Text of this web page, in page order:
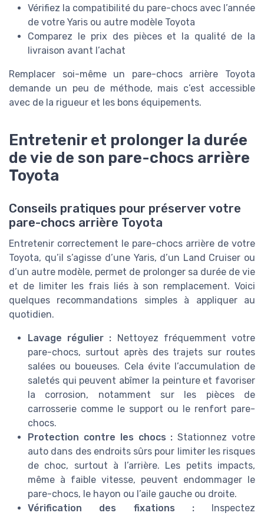
Vérifiez la compatibilité du pare-chocs avec l’année
de votre Yaris ou autre modèle Toyota
Comparez le prix des pièces et la qualité de la
livraison avant l’achat
Remplacer soi-même un pare-chocs arrière Toyota
demande un peu de méthode, mais c’est accessible
avec de la rigueur et les bons équipements.
Entretenir et prolonger la durée
de vie de son pare-chocs arrière
Toyota
Conseils pratiques pour préserver votre
pare-chocs arrière Toyota
Entretenir correctement le pare-chocs arrière de votre
Toyota, qu’il s’agisse d’une Yaris, d’un Land Cruiser ou
d’un autre modèle, permet de prolonger sa durée de vie
et de limiter les frais liés à son remplacement. Voici
quelques recommandations simples à appliquer au
quotidien.
Lavage régulier : Nettoyez fréquemment votre
pare-chocs, surtout après des trajets sur routes
salées ou boueuses. Cela évite l’accumulation de
saletés qui peuvent abîmer la peinture et favoriser
la corrosion, notamment sur les pièces de
carrosserie comme le support ou le renfort pare-
chocs.
Protection contre les chocs : Stationnez votre
auto dans des endroits sûrs pour limiter les risques
de choc, surtout à l’arrière. Les petits impacts,
même à faible vitesse, peuvent endommager le
pare-chocs, le hayon ou l’aile gauche ou droite.
Vérification des fixations :Inspectez